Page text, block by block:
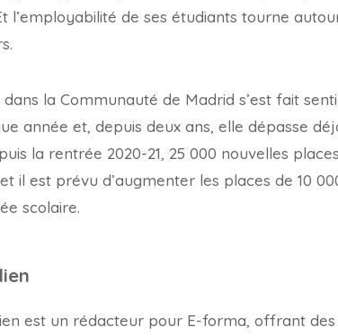
l’employabilité de ses étudiants tourne
dans la Communauté de Madrid s’est fait
année et, depuis deux ans, elle dépasse
la rentrée 2020-21, 25 000 nouvelles
il est prévu d’augmenter les places de 10
scolaire.
est un rédacteur pour E-forma, offrant